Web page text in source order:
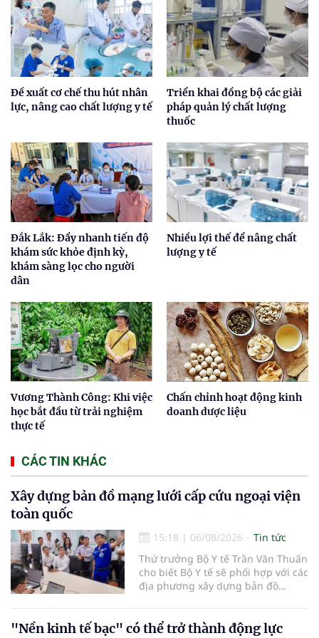
Đề xuất cơ chế thu hút nhân
lực, nâng cao chất lượng y tế
Triển khai đồng bộ các giải
pháp quản lý chất lượng
thuốc
Đắk Lắk: Đẩy nhanh tiến độ
khám sức khỏe định kỳ,
khám sàng lọc cho người
dân
Nhiều lợi thế để nâng chất
lượng y tế
Vương Thành Công: Khi việc
học bắt đầu từ trải nghiệm
thực tế
Chấn chỉnh hoạt động kinh
doanh dược liệu
CÁC TIN KHÁC
Xây dựng bản đồ mạng lưới cấp cứu ngoại viện
toàn quốc
15:18 | 06/08/2026
Tin tức
Thứ trưởng Bộ Y tế Trần Văn Thuấn
cho biết Bộ Y tế sẽ phối hợp với các
địa phương xây dựng bản đồ
thiện cơ chế tài chính và đa dạng
"Nền kinh tế bạc" có thể trở thành động lực